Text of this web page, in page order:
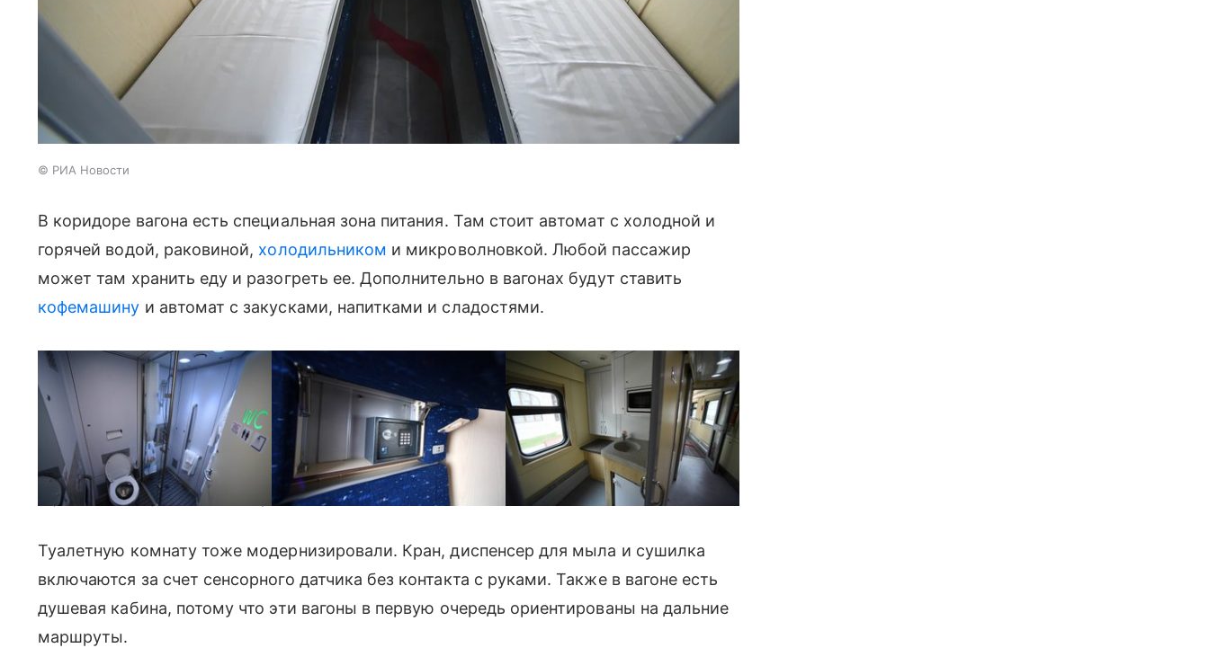
© РИА Новости
В коридоре вагона есть специальная зона питания. Там стоит автомат с холодной и
горячей водой, раковиной, холодильником и микроволновкой. Любой пассажир
может там хранить еду и разогреть ее. Дополнительно в вагонах будут ставить
кофемашину и автомат с закусками, напитками и сладостями.
Персональный сейф, зона питания и туалетная кабина / © РИА Новости
Туалетную комнату тоже модернизировали. Кран, диспенсер для мыла и сушилка
включаются за счет сенсорного датчика без контакта с руками. Также в вагоне есть
душевая кабина, потому что эти вагоны в первую очередь ориентированы на дальние
маршруты.